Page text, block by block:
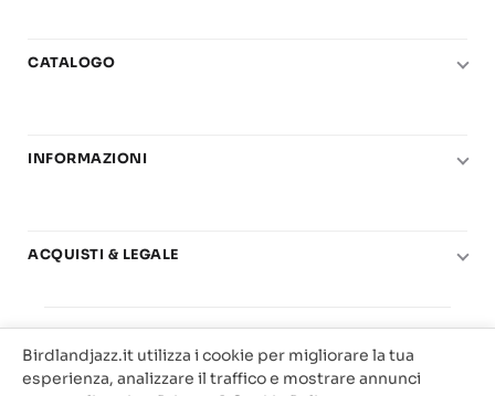
CATALOGO
Chitarra
Basi play-along
Offerte
INFORMAZIONI
Carta del Docente
ACQUISTI & LEGALE
Privacy & Cookie
Birdland Milano. P.Iva 12093700156
Web Agency Milano
Birdlandjazz.it utilizza i cookie per migliorare la tua
esperienza, analizzare il traffico e mostrare annunci